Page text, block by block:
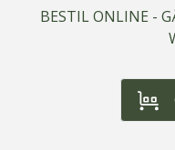
BESTIL ONLINE -